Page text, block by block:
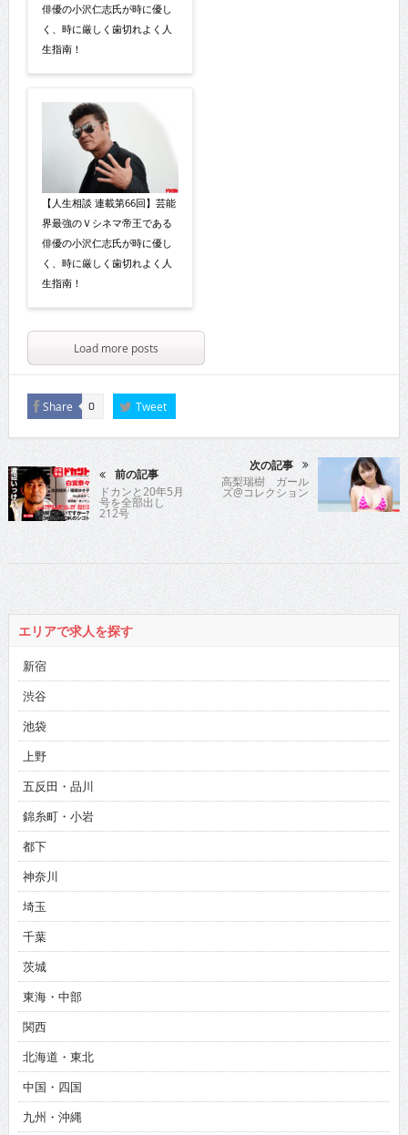
俳優の小沢仁志氏が時に優し
く、時に厳しく歯切れよく人
生指南！
【人生相談 連載第66回】芸能
界最強のＶシネマ帝王である
俳優の小沢仁志氏が時に優し
く、時に厳しく歯切れよく人
生指南！
Load more posts
Share 0 Tweet
前の記事
ドカンと20年5月
号を全部出し
212号
次の記事
高梨瑞樹 ガール
ズ@コレクション
エリアで求人を探す
新宿
渋谷
池袋
上野
五反田・品川
錦糸町・小岩
都下
神奈川
埼玉
千葉
茨城
東海・中部
関西
北海道・東北
中国・四国
九州・沖縄